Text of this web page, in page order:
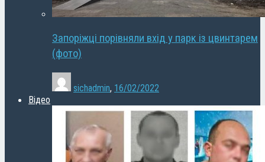
Запоріжці порівняли вхід у парк із цвинтарем
(фото)
sichadmin, 16/02/2022
Відео